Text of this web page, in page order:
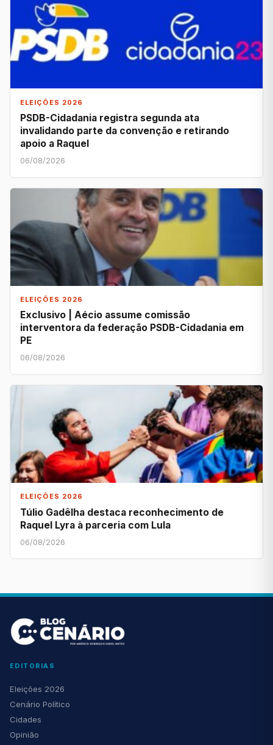
ELEIÇÕES 2026
PSDB-Cidadania registra segunda ata
invalidando parte da convenção e retirando
apoio a Raquel
06/08/2026
ELEIÇÕES 2026
Exclusivo | Aécio assume comissão
interventora da federação PSDB-Cidadania em
PE
06/08/2026
ELEIÇÕES 2026
Túlio Gadêlha destaca reconhecimento de
Raquel Lyra à parceria com Lula
06/08/2026
EDITORIAS
Eleições 2026
Cenário Político
Cidades
Opinião